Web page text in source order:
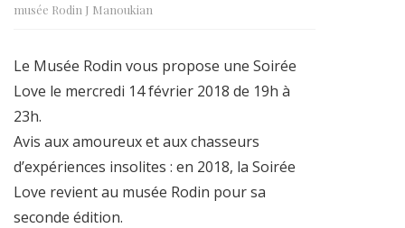
musée Rodin J Manoukian
Le Musée Rodin vous propose une Soirée
Love le mercredi 14 février 2018 de 19h à
23h.
Avis aux amoureux et aux chasseurs
d’expériences insolites : en 2018, la Soirée
Love revient au musée Rodin pour sa
seconde édition.